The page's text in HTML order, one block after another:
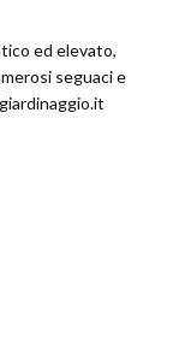
ed elevato,
seguaci e